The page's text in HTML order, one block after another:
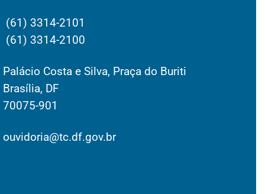
(61) 3314-2101
(61) 3314-2100
Palácio Costa e Silva, Praça do Buriti
Brasília, DF
70075-901
ouvidoria@tc.df.gov.br